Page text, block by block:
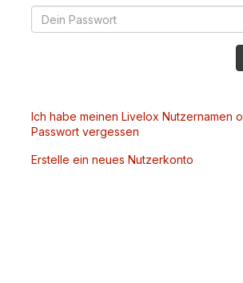
Ich habe meinen Livelox Nutzernamen
Passwort vergessen
Erstelle ein neues Nutzerkonto